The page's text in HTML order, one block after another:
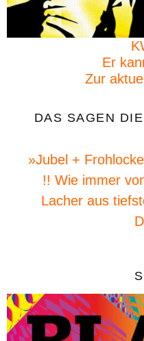
Er
Zur
DAS SAGEN
»Jubel +
!! Wie immer
Lacher aus